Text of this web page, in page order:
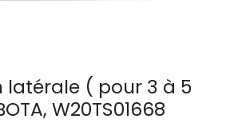
latérale ( pour 3 à 5
W20TS01668